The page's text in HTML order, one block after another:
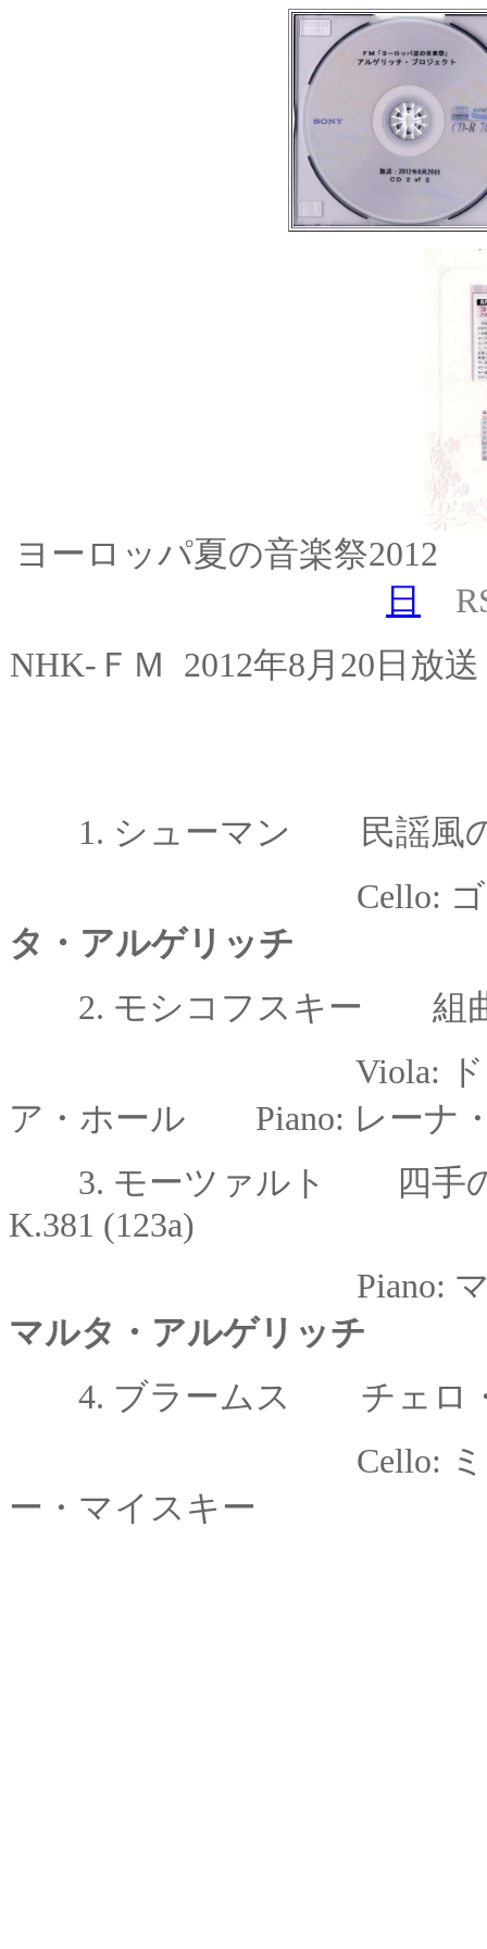
ヨーロッパ夏の音楽祭
日
NHK-ＦＭ 2012年8月20日
1. シューマン 民謡風
Cello:
タ・アルゲリッチ
2. モシコフスキー 組曲
Viola:
ア・ホール Piano: レーナ
3. モーツァルト 四手
K.381 (123a)
Piano:
マルタ・アルゲリッチ
4. ブラームス チェロ
Cello:
ー ・マイスキー